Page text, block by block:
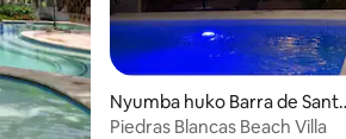
Nyumba huko Barra de
go
Piedras Blancas Beach Villa